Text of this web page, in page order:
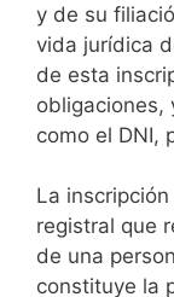
y de su
vida jurídica
de esta
obligaciones,
como el DNI,
La
registral que
de una
constituye la